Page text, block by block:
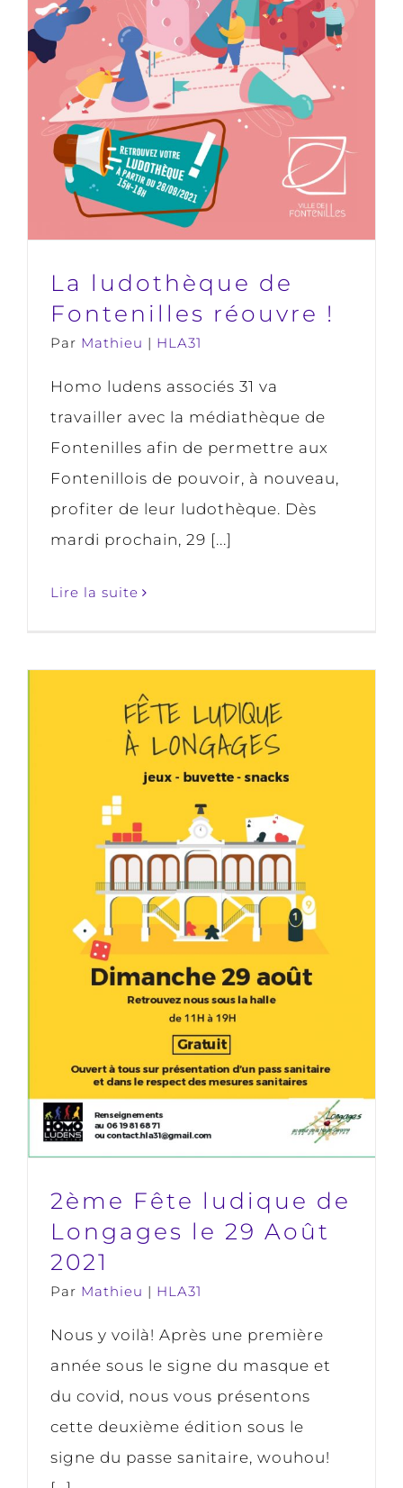
La ludothèque de Fontenilles
réouvre !
HLA31
La ludothèque de
Fontenilles réouvre !
Par Mathieu | HLA31
Homo ludens associés 31 va
travailler avec la médiathèque de
Fontenilles afin de permettre aux
Fontenillois de pouvoir, à nouveau,
profiter de leur ludothèque. Dès
mardi prochain, 29 [...]
Lire la suite
2ème Fête ludique de Longages le
29 Août 2021
HLA31
2ème Fête ludique de
Longages le 29 Août
2021
Par Mathieu | HLA31
Nous y voilà! Après une première
année sous le signe du masque et
du covid, nous vous présentons
cette deuxième édition sous le
signe du passe sanitaire, wouhou!